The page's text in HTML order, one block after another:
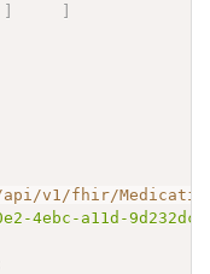
v1/fhir/
4ebc-a11d-